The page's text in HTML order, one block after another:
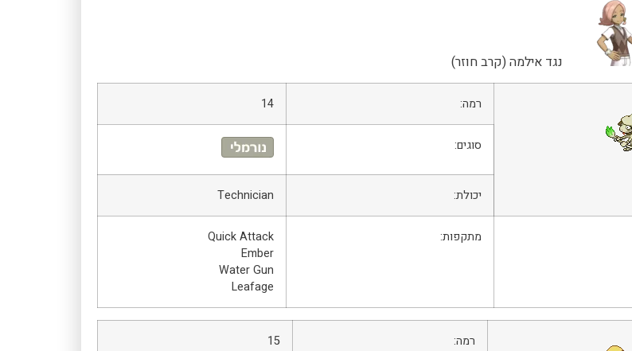
נגד אילמה (קרב חוזר)
רמה: 14
סוגים:
יכולת: Technician
מתקפות:
Quick Attack
Ember
Water Gun
Leafage
רמה: 15